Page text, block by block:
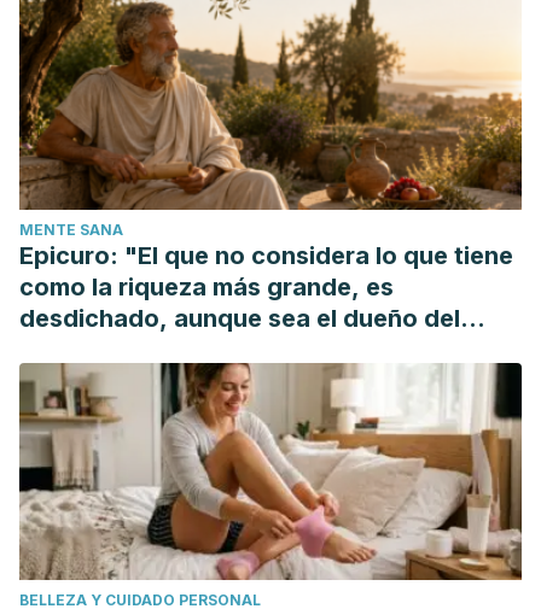
Jardín de Freud.
https://doi.org/10.15446/djf.n16.58154
Porcar Raro, E., Gimeno Nácher, M. E., Balaguer Rodríguez,
P., & Aledón Pitarch, B. (2013). El efecto Pigmalión,
autoestima y rendimiento escolar. Fòrum de Recerca.
https://doi.org/10.6035/ForumRecerca.2013.27
García, V. J. (2015). El efecto Pigmalión y su efecto
transformador a través de las expectativas. Textos y
Contextos.
MENTE SANA
Epicuro: "El que no considera lo que tiene
como la riqueza más grande, es
desdichado, aunque sea el dueño del
BELLEZA Y CUIDADO PERSONAL